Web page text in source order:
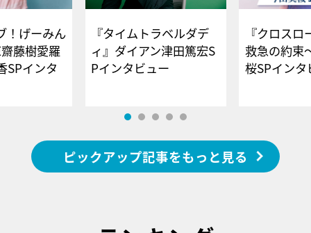
！げーみん
藤樹愛羅
SPインタ
『タイムトラベルダデ
ィ』ダイアン津田篤宏S
Pインタビュー
『クロス
救急の約束
桜SPイ
ピックアップ記事をもっと見る